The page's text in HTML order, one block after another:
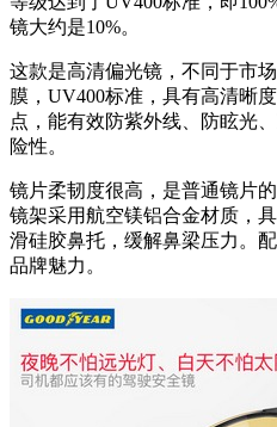
镜大约是10%。
这款是高清偏光镜，不同于市
膜，UV400标准，具有高清晰
点，能有效防紫外线、防眩光
险性。
镜片柔韧度很高，是普通镜片
镜架采用航空镁铝合金材质，
滑硅胶鼻托，缓解鼻梁压力。
品牌魅力。